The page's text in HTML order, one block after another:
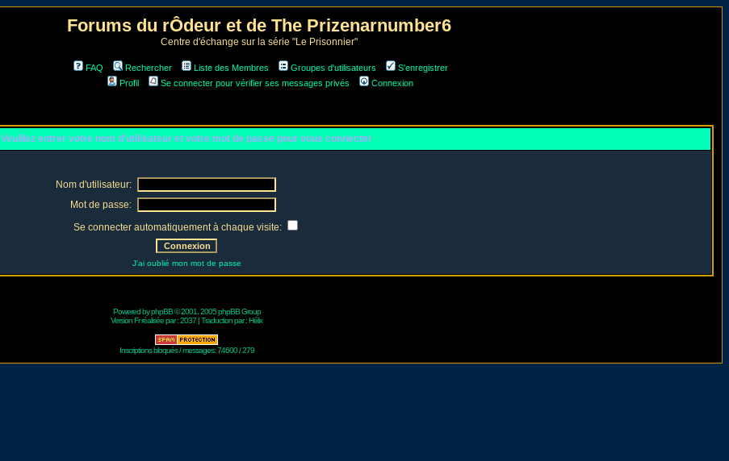
Forums du rÔdeur et de The Prizenarnumber6
Centre d'échange sur la série "Le Prisonnier"
FAQ Rechercher Liste des Membres Groupes d'utilisateurs
S'enregistrer
Profil
Se connecter pour vérifier ses messages privés Connexion
Veuillez entrer votre nom d'utilisateur et votre mot de passe pour vous connecter
Nom d'utilisateur:
Mot de passe:
Se connecter automatiquement à chaque visite:
J'ai oublié mon mot de passe
Powered byphpBB© 2001, 2005 phpBB Group
Version Fr réalisée par :2037 | Traduction par :Hélix
Inscriptions bloqués / messages: 74600 / 279